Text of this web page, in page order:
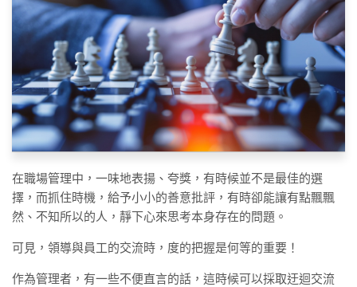
在職場管理中，一味地表揚、夸獎，有時候並不是最佳的選
擇，而抓住時機，給予小小的善意批評，有時卻能讓有點飄飄
然、不知所以的人，靜下心來思考本身存在的問題。
可見，領導與員工的交流時，度的把握是何等的重要！
作為管理者，有一些不便直言的話，這時候可以採取迂迴交流